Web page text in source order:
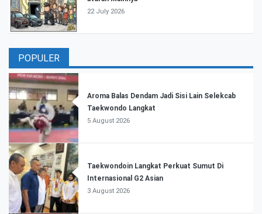
22 July 2026
POPULER
Aroma Balas Dendam Jadi Sisi Lain Selekcab
Taekwondo Langkat
5 August 2026
Taekwondoin Langkat Perkuat Sumut Di
Internasional G2 Asian
3 August 2026